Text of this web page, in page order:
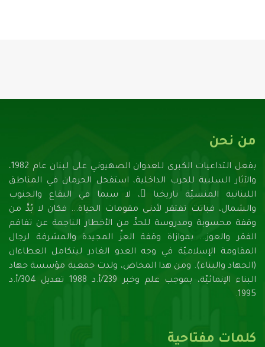
من نحن
بفعل التداعيات الكبرى للعدوان الصهيونـي على لبنان عام 1982،
والآثار السلبية للحرب الداخلية، استفحل الحرمان في المناطق
اللبنانية المنسيّة تاريخيا ً، لا سيما في البقاع والجنوب
والشمال، فباتت تفتقر لأدنـى مقومات الحياة... فكان لا بُدَّ من
وقفة محسوبة ومدروسة للحدِّ من الأخطار الناجمة عن تفاقم
الفقر والعوز... بموازاة وقفة العزِّ المجيدة والمشرفة لرجال
المقاومة الإسلاميّة في وجه العدو الغادر ليتكامل العطاءان
(الجهاد والبناء). ومن هذا المخاض، ولدت جمعية مؤسسة جهاد
البناء الإنمائيّة، بموجب علم وخبر 239/أ.د 1988 تعديل 304/أ.د
1995.
كلمات مفتاحية